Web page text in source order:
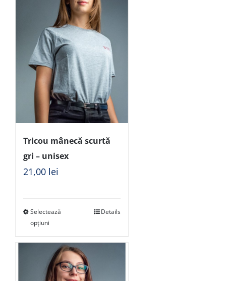
Tricou mânecă scurtă
gri – unisex
21,00 lei
Selectează
opțiuni
Details